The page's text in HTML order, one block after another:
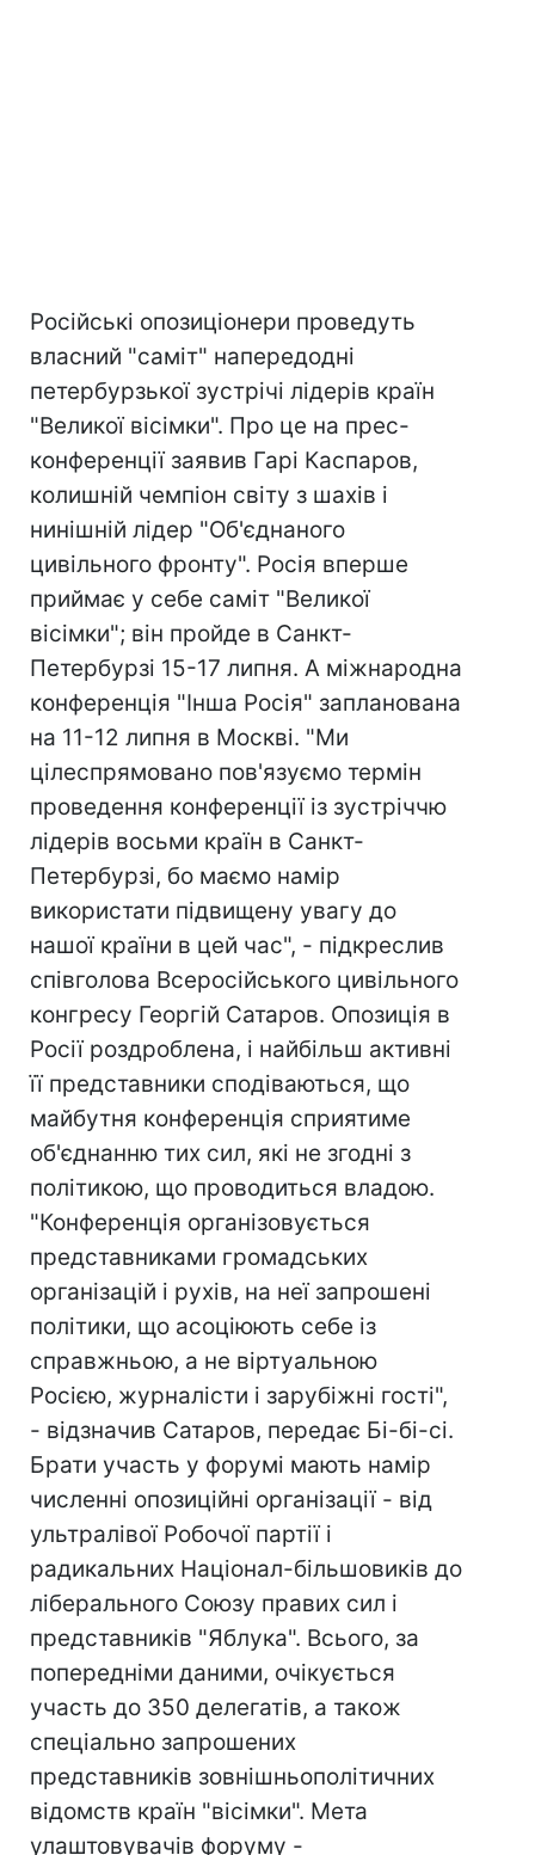
Російські опозиціонери проведуть
власний "саміт" напередодні
петербурзької зустрічі лідерів країн
"Великої вісімки". Про це на прес-
конференції заявив Гарі Каспаров,
колишній чемпіон світу з шахів і
нинішній лідер "Об'єднаного
цивільного фронту". Росія вперше
приймає у себе саміт "Великої
вісімки"; він пройде в Санкт-
Петербурзі 15-17 липня. А міжнародна
конференція "Інша Росія" запланована
на 11-12 липня в Москві. "Ми
цілеспрямовано пов'язуємо термін
проведення конференції із зустріччю
лідерів восьми країн в Санкт-
Петербурзі, бо маємо намір
використати підвищену увагу до
нашої країни в цей час", - підкреслив
співголова Всеросійського цивільного
конгресу Георгій Сатаров. Опозиція в
Росії роздроблена, і найбільш активні
її представники сподіваються, що
майбутня конференція сприятиме
об'єднанню тих сил, які не згодні з
політикою, що проводиться владою.
"Конференція організовується
представниками громадських
організацій і рухів, на неї запрошені
політики, що асоціюють себе із
справжньою, а не віртуальною
Росією, журналісти і зарубіжні гості",
- відзначив Сатаров, передає Бі-бі-сі.
Брати участь у форумі мають намір
численні опозиційні організації - від
ультралівої Робочої партії і
радикальних Націонал-більшовиків до
ліберального Союзу правих сил і
представників "Яблука". Всього, за
попередніми даними, очікується
участь до 350 делегатів, а також
спеціально запрошених
представників зовнішньополітичних
відомств країн "вісімки". Мета
улаштовувачів форуму -